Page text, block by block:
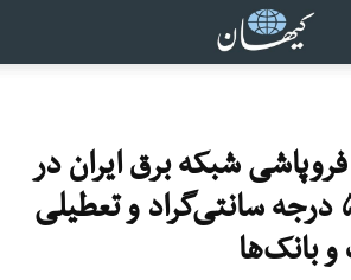
شبکه برق ایران در
گرمای بالای ۵۰ درجه سانتی‌گراد و تعطیلی
بانک‌ها